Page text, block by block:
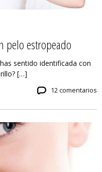
pelo estropeado
sentido identificada con
[…]
12 comentarios